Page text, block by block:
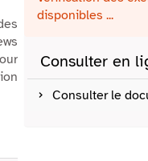
disponibles ...
Consulter en
Consulter le